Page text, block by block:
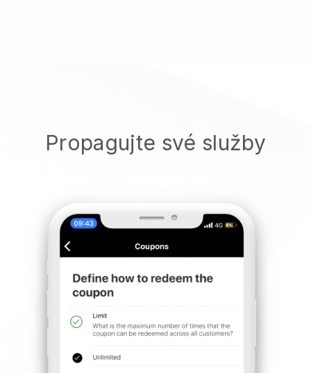
Propagujte své služby